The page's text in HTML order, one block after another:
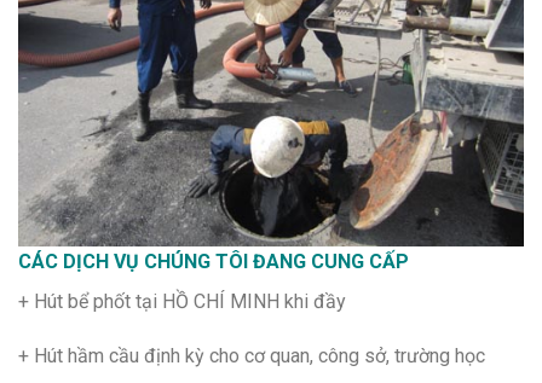
CÁC DỊCH VỤ CHÚNG TÔI ĐANG CUNG CẤP
+ Hút bể phốt tại HỒ CHÍ MINH khi đầy
+ Hút hầm cầu định kỳ cho cơ quan, công sở, trường học